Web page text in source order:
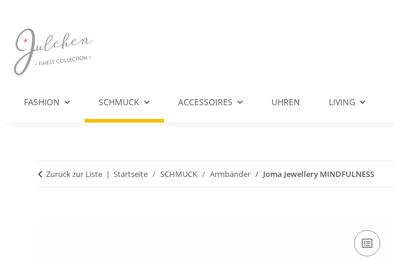
FASHION SCHMUCK ACCESSOIRES UHREN LIVING
Zurück zur Liste Startseite SCHMUCK Armbänder Joma Jewellery MINDFULNESS